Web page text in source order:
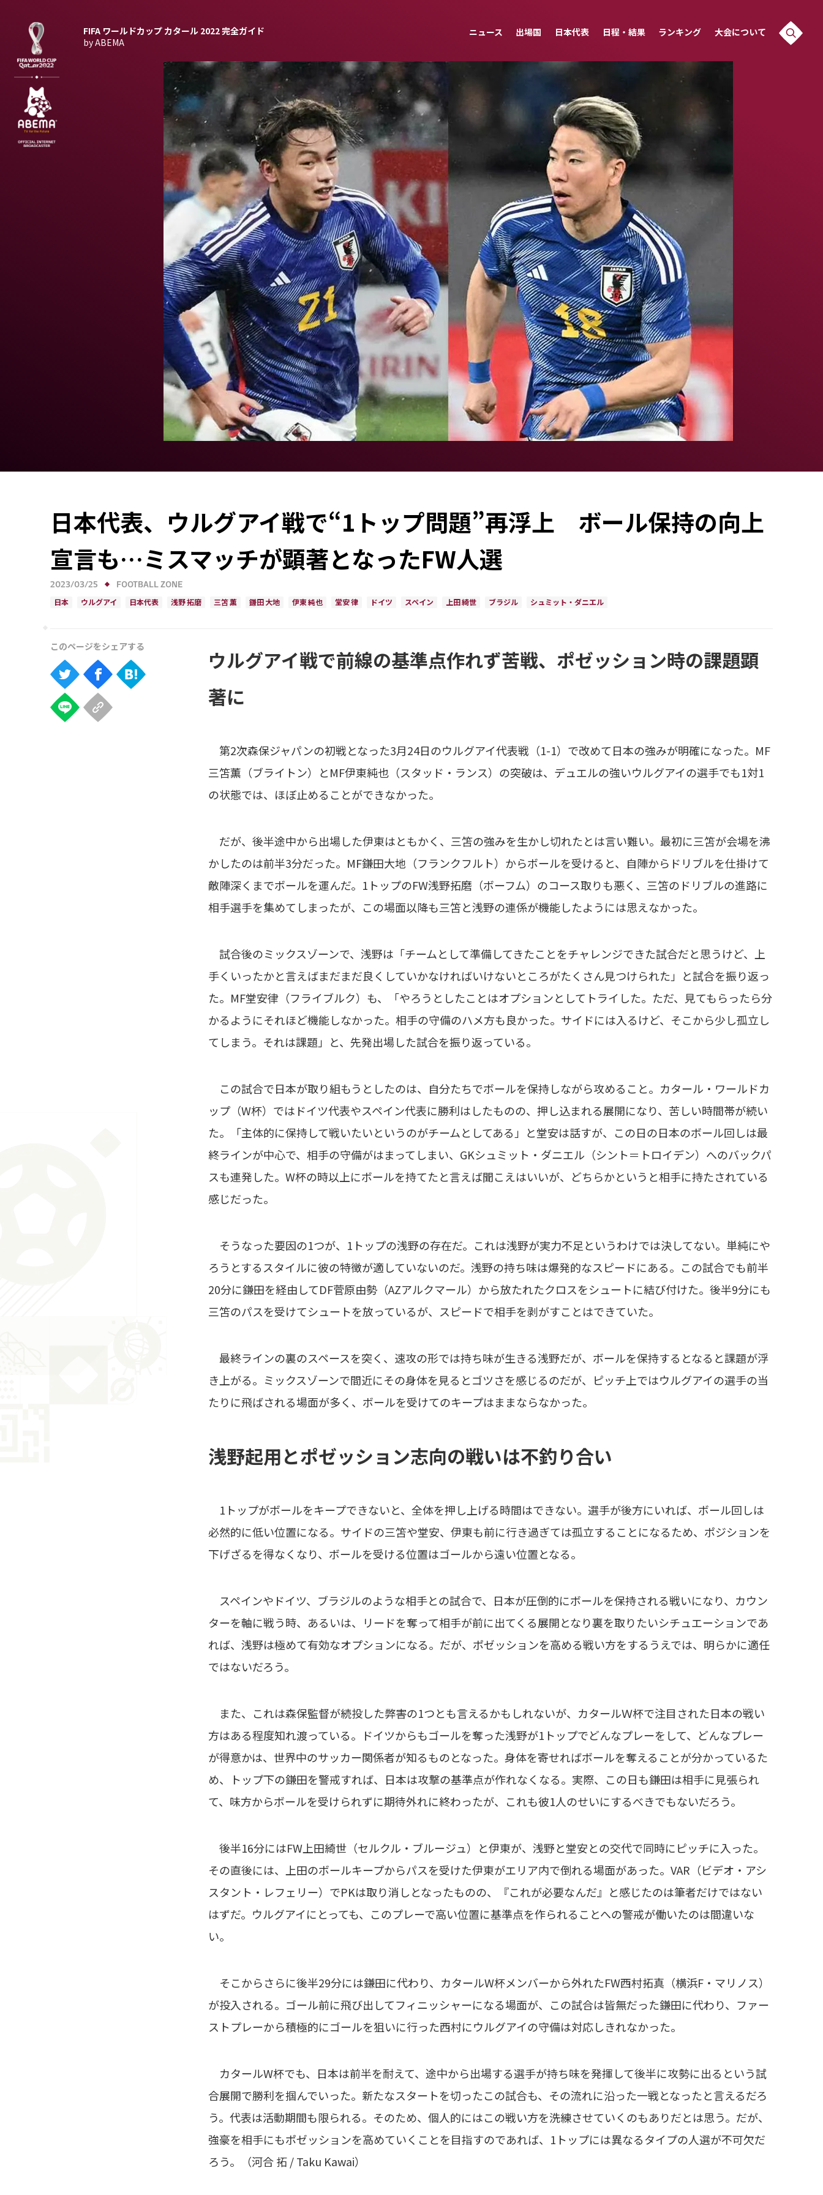
FIFA ワールドカップ カタール 2022完全ガイド
by ABEMA
ニュース 出場国 日本代表 日程・結果 ランキング 大会について
日本代表、ウルグアイ戦で“1トップ問題”再浮上 ボール保持の向上
宣言も…ミスマッチが顕著となったFW人選
2023/03/25 FOOTBALL ZONE
日本 ウルグアイ 日本代表 浅野 拓磨 三笘 薫 鎌田 大地 伊東 純也 堂安 律 ドイツ スペイン 上田 綺世 ブラジル シュミット・ダニエル
ウルグアイ戦で前線の基準点作れず苦戦、ポゼッション時の課題顕
著に
第2次森保ジャパンの初戦となった3月24日のウルグアイ代表戦（1-1）で改めて日本の強みが明確になった。MF
三笘薫（ブライトン）とMF伊東純也（スタッド・ランス）の突破は、デュエルの強いウルグアイの選手でも1対1
の状態では、ほぼ止めることができなかった。
だが、後半途中から出場した伊東はともかく、三笘の強みを生かし切れたとは言い難い。最初に三笘が会場を沸
かしたのは前半3分だった。MF鎌田大地（フランクフルト）からボールを受けると、自陣からドリブルを仕掛けて
敵陣深くまでボールを運んだ。1トップのFW浅野拓磨（ボーフム）のコース取りも悪く、三笘のドリブルの進路に
相手選手を集めてしまったが、この場面以降も三笘と浅野の連係が機能したようには思えなかった。
試合後のミックスゾーンで、浅野は「チームとして準備してきたことをチャレンジできた試合だと思うけど、上
手くいったかと言えばまだまだ良くしていかなければいけないところがたくさん見つけられた」と試合を振り返っ
た。MF堂安律（フライブルク）も、「やろうとしたことはオプションとしてトライした。ただ、見てもらったら分
かるようにそれほど機能しなかった。相手の守備のハメ方も良かった。サイドには入るけど、そこから少し孤立し
てしまう。それは課題」と、先発出場した試合を振り返っている。
この試合で日本が取り組もうとしたのは、自分たちでボールを保持しながら攻めること。カタール・ワールドカ
ップ（W杯）ではドイツ代表やスペイン代表に勝利はしたものの、押し込まれる展開になり、苦しい時間帯が続い
た。「主体的に保持して戦いたいというのがチームとしてある」と堂安は話すが、この日の日本のボール回しは最
終ラインが中心で、相手の守備がはまってしまい、GKシュミット・ダニエル（シント＝トロイデン）へのバックパ
スも連発した。W杯の時以上にボールを持てたと言えば聞こえはいいが、どちらかというと相手に持たされている
感じだった。
そうなった要因の1つが、1トップの浅野の存在だ。これは浅野が実力不足というわけでは決してない。単純にや
ろうとするスタイルに彼の特徴が適していないのだ。浅野の持ち味は爆発的なスピードにある。この試合でも前半
20分に鎌田を経由してDF菅原由勢（AZアルクマール）から放たれたクロスをシュートに結び付けた。後半9分にも
三笘のパスを受けてシュートを放っているが、スピードで相手を剥がすことはできていた。
最終ラインの裏のスペースを突く、速攻の形では持ち味が生きる浅野だが、ボールを保持するとなると課題が浮
き上がる。ミックスゾーンで間近にその身体を見るとゴツさを感じるのだが、ピッチ上ではウルグアイの選手の当
たりに飛ばされる場面が多く、ボールを受けてのキープはままならなかった。
浅野起用とポゼッション志向の戦いは不釣り合い
1トップがボールをキープできないと、全体を押し上げる時間はできない。選手が後方にいれば、ボール回しは
必然的に低い位置になる。サイドの三笘や堂安、伊東も前に行き過ぎては孤立することになるため、ポジションを
下げざるを得なくなり、ボールを受ける位置はゴールから遠い位置となる。
スペインやドイツ、ブラジルのような相手との試合で、日本が圧倒的にボールを保持される戦いになり、カウン
ターを軸に戦う時、あるいは、リードを奪って相手が前に出てくる展開となり裏を取りたいシチュエーションであ
れば、浅野は極めて有効なオプションになる。だが、ポゼッションを高める戦い方をするうえでは、明らかに適任
ではないだろう。
また、これは森保監督が続投した弊害の1つとも言えるかもしれないが、カタールＷ杯で注目された日本の戦い
方はある程度知れ渡っている。ドイツからもゴールを奪った浅野が1トップでどんなプレーをして、どんなプレー
が得意かは、世界中のサッカー関係者が知るものとなった。身体を寄せればボールを奪えることが分かっているた
め、トップ下の鎌田を警戒すれば、日本は攻撃の基準点が作れなくなる。実際、この日も鎌田は相手に見張られ
て、味方からボールを受けられずに期待外れに終わったが、これも彼1人のせいにするべきでもないだろう。
後半16分にはFW上田綺世（セルクル・ブルージュ）と伊東が、浅野と堂安との交代で同時にピッチに入った。
その直後には、上田のボールキープからパスを受けた伊東がエリア内で倒れる場面があった。VAR（ビデオ・アシ
スタント・レフェリー）でPKは取り消しとなったものの、『これが必要なんだ』と感じたのは筆者だけではない
はずだ。ウルグアイにとっても、このプレーで高い位置に基準点を作られることへの警戒が働いたのは間違いな
い。
そこからさらに後半29分には鎌田に代わり、カタールW杯メンバーから外れたFW西村拓真（横浜F・マリノス）
が投入される。ゴール前に飛び出してフィニッシャーになる場面が、この試合は皆無だった鎌田に代わり、ファー
ストプレーから積極的にゴールを狙いに行った西村にウルグアイの守備は対応しきれなかった。
カタールW杯でも、日本は前半を耐えて、途中から出場する選手が持ち味を発揮して後半に攻勢に出るという試
合展開で勝利を掴んでいった。新たなスタートを切ったこの試合も、その流れに沿った一戦となったと言えるだろ
う。代表は活動期間も限られる。そのため、個人的にはこの戦い方を洗練させていくのもありだとは思う。だが、
強豪を相手にもポゼッションを高めていくことを目指すのであれば、1トップには異なるタイプの人選が不可欠だ
ろう。（河合 拓 / Taku Kawai）